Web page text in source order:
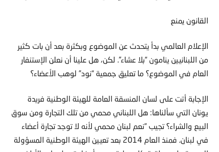
القانون يمنع
الإعلام العالمي بدأ يتحدث عن الموضوع وبكثرة بعد أن بات كثير
من اللبنانيين ينامون “بلا عشاء”. لكن، هل علينا أن نعلن الإستنفار
العام في الموضوع؟ ما تعليق جمعية “نود” لوهب الأعضاء؟
الإجابة أتت على لسان المنسقة العامة للهيئة الوطنية فريدة
يونان التي سألناها: هل اللبناني محمي من تلك التجارة ومن سوق
البيع والشراء؟ تجيب “نعم لبنان محمي لأنه لا توجد تجارة أعضاء
في لبنان. فمنذ العام 2014 بعد تعيين الهيئة الوطنية المسؤولة